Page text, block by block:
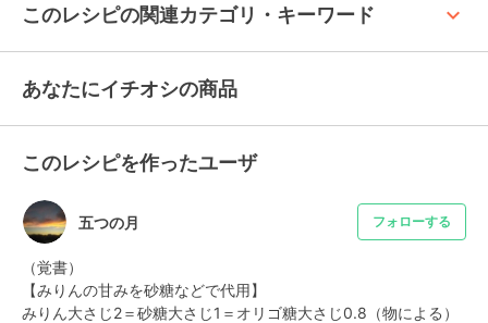
このレシピの関連カテゴリ・キーワード keyboard_arrow_up
あなたにイチオシの商品
このレシピを作ったユーザ
五つの月 フォローする
（覚書）
【みりんの甘みを砂糖などで代用】
みりん大さじ2＝砂糖大さじ1＝オリゴ糖大さじ0.8（物による）